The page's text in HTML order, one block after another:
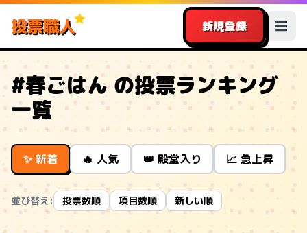
投票職人 新規登録
#春ごはん の投票ランキング
一覧
✨ 新着 🔥 人気 👑 殿堂入り 📈 急上昇
並び替え: 投票数順 項目数順 新しい順